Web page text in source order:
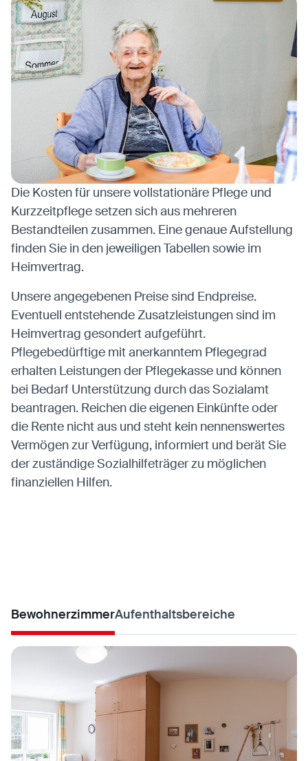
Die Kosten für unsere vollstationäre Pflege und
Kurzzeitpflege setzen sich aus mehreren
Bestandteilen zusammen. Eine genaue Aufstellung
finden Sie in den jeweiligen Tabellen sowie im
Heimvertrag.
Unsere angegebenen Preise sind Endpreise.
Eventuell entstehende Zusatzleistungen sind im
Heimvertrag gesondert aufgeführt.
Pflegebedürftige mit anerkanntem Pflegegrad
erhalten Leistungen der Pflegekasse und können
bei Bedarf Unterstützung durch das Sozialamt
beantragen. Reichen die eigenen Einkünfte oder
die Rente nicht aus und steht kein nennenswertes
Vermögen zur Verfügung, informiert und berät Sie
der zuständige Sozialhilfeträger zu möglichen
finanziellen Hilfen.
BewohnerzimmerAufenthaltsbereiche